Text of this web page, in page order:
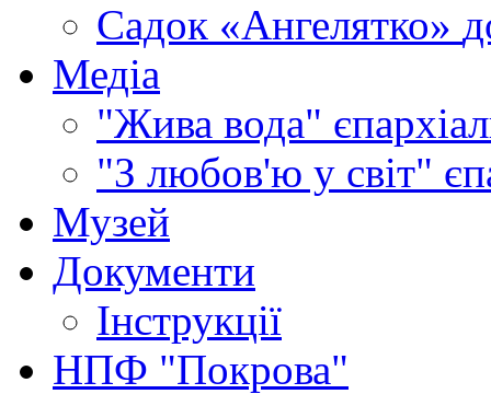
Садок «Ангелятко»
Медіа
"Жива вода"
"З любов'ю у світ"
Музей
Документи
Інструкції
НПФ "Покрова"